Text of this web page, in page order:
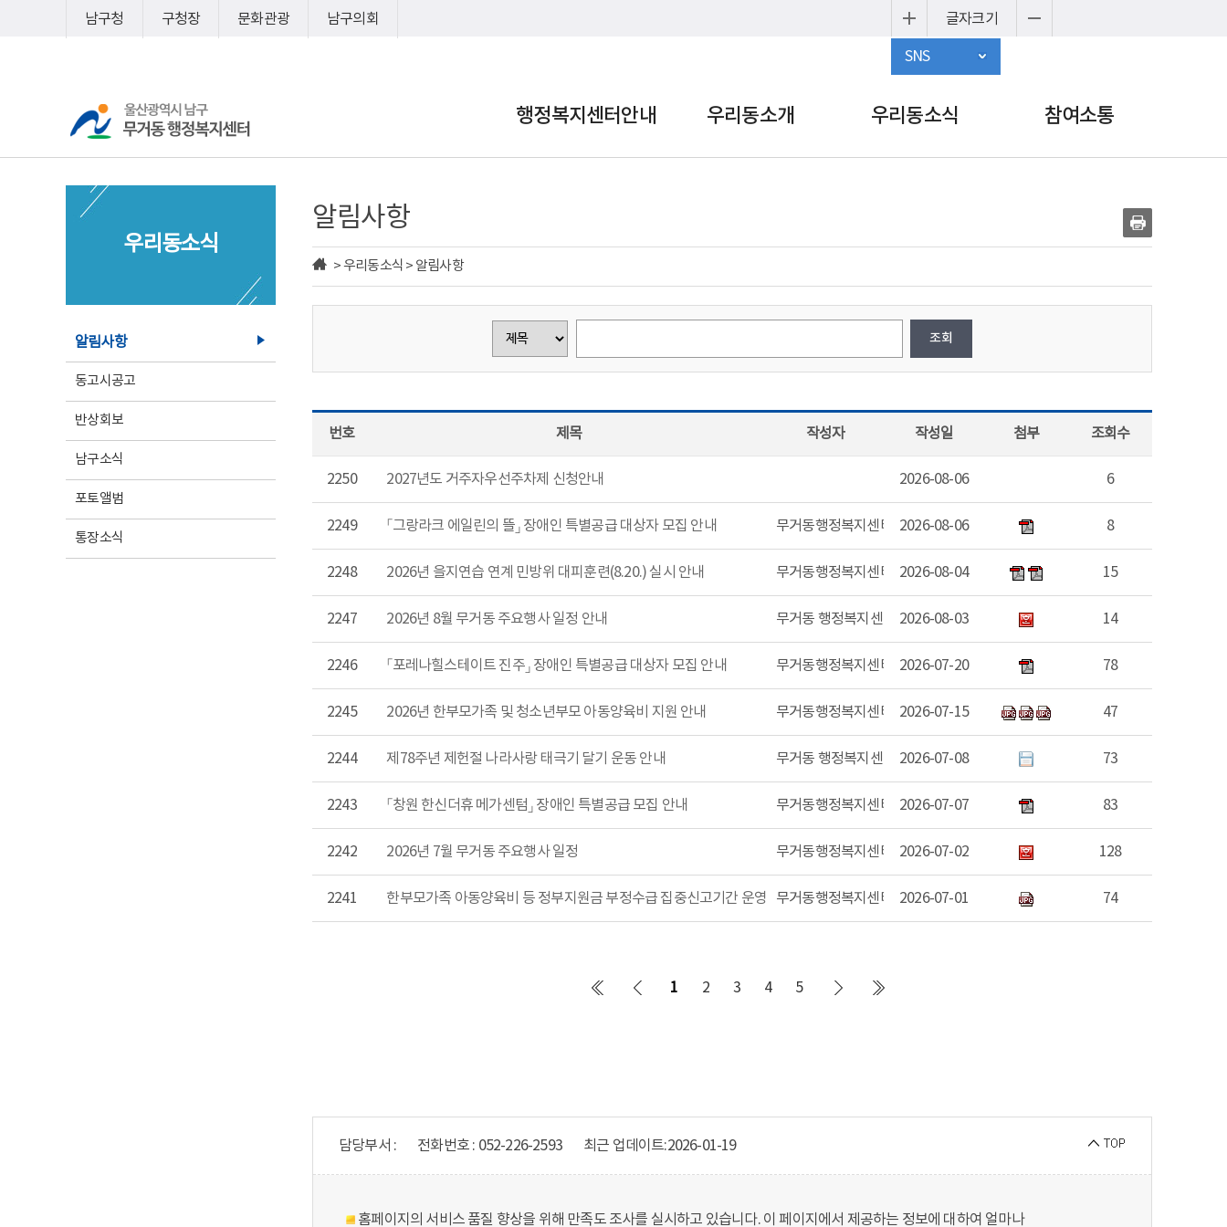
남구청 구청장 문화관광 남구의회 글자크기
SNS
행정복지센터안내 우리동소개 우리동소식 참여소통
우리동소식
알림사항
동고시공고
반상회보
남구소식
포토앨범
통장소식
알림사항
> 우리동소식 > 알림사항
번호 제목 작성자 작성일 첨부 조회수
2250 2027년도 거주자우선주차제 신청안내 2026-08-06 6
2249 「그랑라크 에일린의 뜰」 장애인 특별공급 대상자 모집 안내 무거동행정복지센터 2026-08-06 8
2248 2026년 을지연습 연계 민방위 대피훈련(8.20.) 실시 안내 무거동행정복지센터 2026-08-04 15
2247 2026년 8월 무거동 주요행사 일정 안내 무거동 행정복지센터 2026-08-03 14
2246 「포레나힐스테이트 진주」 장애인 특별공급 대상자 모집 안내 무거동행정복지센터 2026-07-20 78
2245 2026년 한부모가족 및 청소년부모 아동양육비 지원 안내 무거동행정복지센터 2026-07-15 47
2244 제78주년 제헌절 나라사랑 태극기 달기 운동 안내 무거동 행정복지센터 2026-07-08 73
2243 「창원 한신더휴 메가센텀」 장애인 특별공급 모집 안내 무거동행정복지센터 2026-07-07 83
2242 2026년 7월 무거동 주요행사 일정 무거동행정복지센터 2026-07-02 128
2241 한부모가족 아동양육비 등 정부지원금 부정수급 집중신고기간 운영 안내무거동행정복지센터 2026-07-01 74
1 2 3 4 5
담당부서 : 전화번호 : 052-226-2593 최근 업데이트:2026-01-19
홈페이지의 서비스 품질 향상을 위해 만족도 조사를 실시하고 있습니다. 이 페이지에서 제공하는 정보에 대하여 얼마나